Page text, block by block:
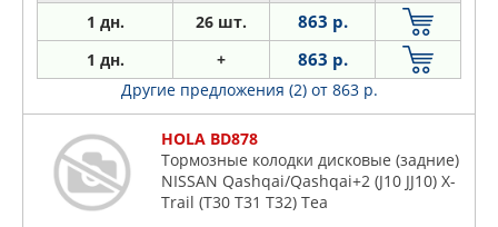
1 дн. 26 шт. 863 р.
1 дн. + 863 р.
Другие предложения (2) от 863 р.
HOLA BD878
Тормозные колодки дисковые (задние)
NISSAN Qashqai/Qashqai+2 (J10 JJ10) X-
Trail (T30 T31 T32) Tea